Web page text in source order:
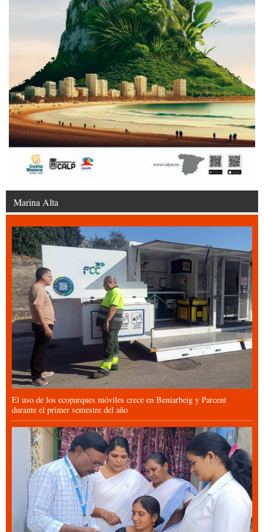
Marina Alta
El uso de los ecoparques móviles crece en Beniarbeig y Parcent
durante el primer semestre del año